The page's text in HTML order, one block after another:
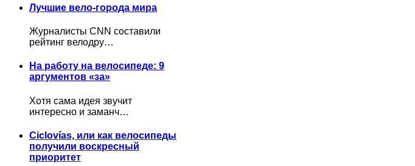
Лучшие вело-города мира
Журналисты CNN составили
рейтинг велодру…
На работу на велосипеде: 9
аргументов «за»
Хотя сама идея звучит
интересно и заманч…
Ciclovías, или как велосипеды
получили воскресный
приоритет